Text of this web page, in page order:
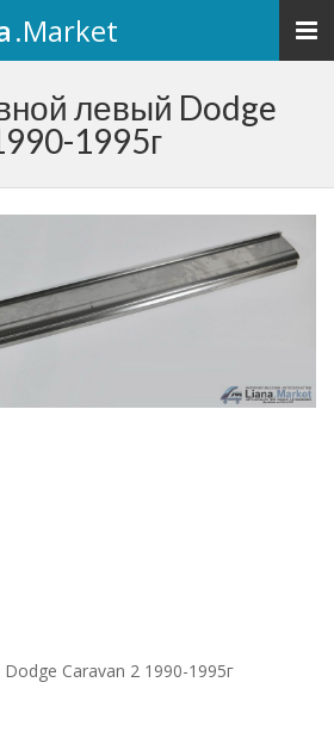
.Market
левый Dodge
1995г
Caravan 2 1990-1995г